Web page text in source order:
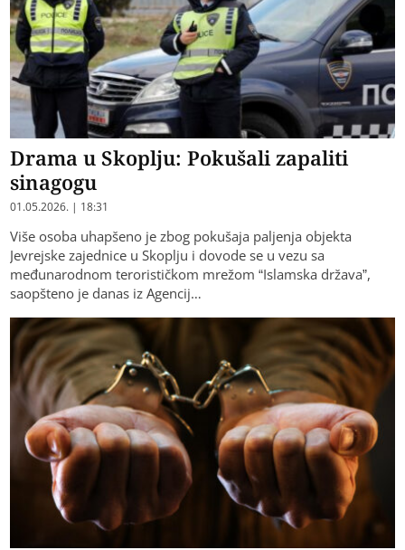
Drama u Skoplju: Pokušali zapaliti
sinagogu
01.05.2026. | 18:31
Više osoba uhapšeno je zbog pokušaja paljenja objekta
Jevrejske zajednice u Skoplju i dovode se u vezu sa
međunarodnom terorističkom mrežom “Islamska država”,
saopšteno je danas iz Agencij…